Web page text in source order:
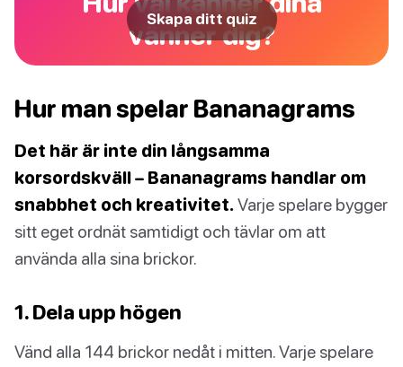
vänner dig?
Skapa ditt quiz
Hur man spelar Bananagrams
Det här är inte din långsamma
korsordskväll – Bananagrams handlar om
snabbhet och kreativitet. Varje spelare bygger
sitt eget ordnät samtidigt och tävlar om att
använda alla sina brickor.
1. Dela upp högen
Vänd alla 144 brickor nedåt i mitten. Varje spelare